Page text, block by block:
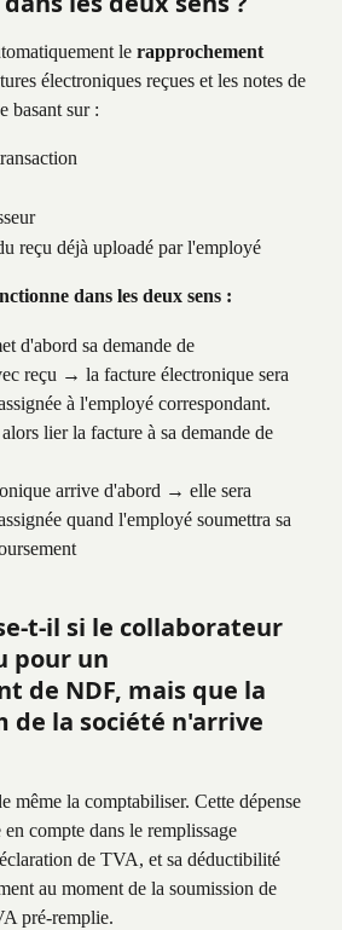
le rapprochement
électroniques reçues et les notes de
basant sur :
reçu déjà uploadé par l'employé
dans les deux sens :
d'abord sa demande de
reçu → la facture électronique sera
à l'employé correspondant.
lier la facture à sa demande de
arrive d'abord → elle sera
quand l'employé soumettra sa
t-il si le collaborateur
pour un
de NDF, mais que la
de la société n'arrive
même la comptabiliser. Cette dépense
compte dans le remplissage
de TVA, et sa déductibilité
au moment de la soumission de
pré-remplie.